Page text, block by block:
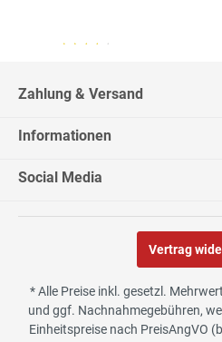
30.07.26▼
Zahlung & Versand
Informationen
Social Media
Vertrag
* Alle Preise inkl. gesetzl.
und ggf. Nachnahmegebühren,
Einheitspreise nach PreisAngVO